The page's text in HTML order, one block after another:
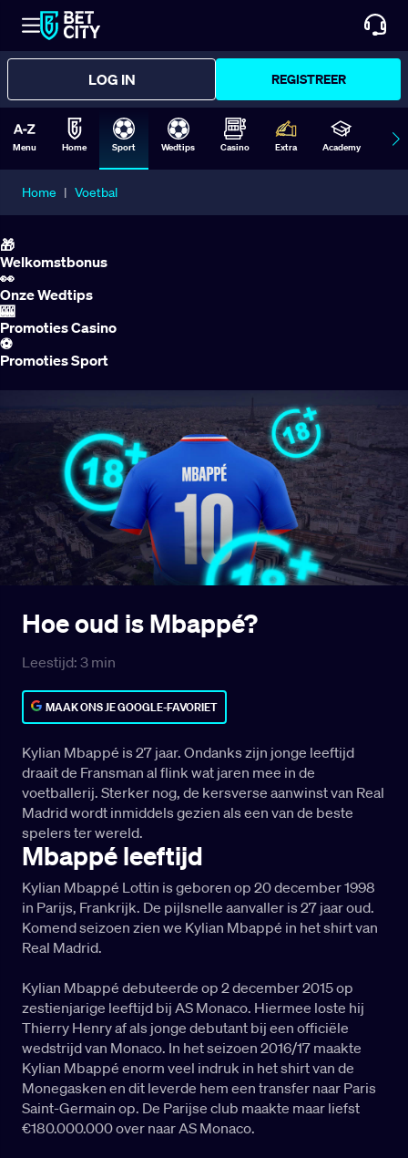
LOG IN REGISTREER
Menu Home Sport Wedtips Casino Extra Academy
Home | Voetbal
Hoe oud is Mbappé?
Leestijd: 3 min
MAAK ONS JE GOOGLE-FAVORIET
Kylian Mbappé is 27 jaar. Ondanks zijn jonge leeftijd
draait de Fransman al flink wat jaren mee in de
voetballerij. Sterker nog, de kersverse aanwinst van Real
Madrid wordt inmiddels gezien als een van de beste
spelers ter wereld.
Mbappé leeftijd
Kylian Mbappé Lottin is geboren op 20 december 1998
in Parijs, Frankrijk. De pijlsnelle aanvaller is 27 jaar oud.
Komend seizoen zien we Kylian Mbappé in het shirt van
Real Madrid.
Kylian Mbappé debuteerde op 2 december 2015 op
zestienjarige leeftijd bij AS Monaco. Hiermee loste hij
Thierry Henry af als jonge debutant bij een officiële
wedstrijd van Monaco. In het seizoen 2016/17 maakte
Kylian Mbappé enorm veel indruk in het shirt van de
Monegasken en dit leverde hem een transfer naar Paris
Saint-Germain op. De Parijse club maakte maar liefst
€180.000.000 over naar AS Monaco.